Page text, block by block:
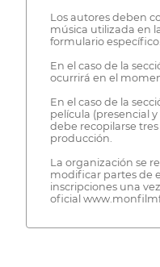
Los autores deben
música utilizada en
formulario específico.
En el caso de la
ocurrirá en el
En el caso de la
película (presencial
debe recopilarse
producción.
La organización se
modificar partes de
inscripciones una
oficial